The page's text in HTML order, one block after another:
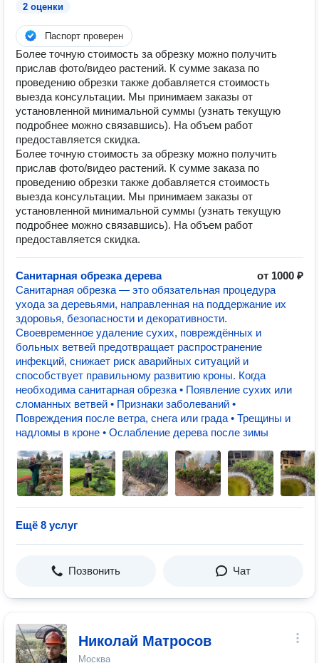
2 оценки
Паспорт проверен
Более точную стоимость за обрезку можно получить
прислав фото/видео растений. К сумме заказа по
проведению обрезки также добавляется стоимость
выезда консультации. Мы принимаем заказы от
установленной минимальной суммы (узнать текущую
подробнее можно связавшись). На объем работ
предоставляется скидка.
Более точную стоимость за обрезку можно получить
прислав фото/видео растений. К сумме заказа по
проведению обрезки также добавляется стоимость
выезда консультации. Мы принимаем заказы от
установленной минимальной суммы (узнать текущую
подробнее можно связавшись). На объем работ
предоставляется скидка.
Санитарная обрезка дерева
от 1000 ₽
Санитарная обрезка — это обязательная процедура
ухода за деревьями, направленная на поддержание их
здоровья, безопасности и декоративности.
Своевременное удаление сухих, повреждённых и
больных ветвей предотвращает распространение
инфекций, снижает риск аварийных ситуаций и
способствует правильному развитию кроны. Когда
необходима санитарная обрезка • Появление сухих или
сломанных ветвей • Признаки заболеваний •
Повреждения после ветра, снега или града • Трещины и
надломы в кроне • Ослабление дерева после зимы
Ещё 8 услуг
Позвонить Чат
Николай Матросов
Москва